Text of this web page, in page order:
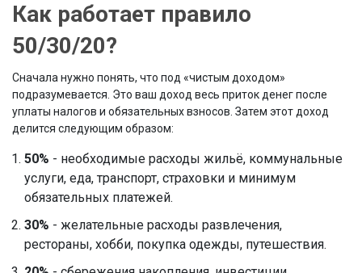
Как работает правило
50/30/20?
Сначала нужно понять, что под «чистым доходом»
подразумевается. Это ваш доход весь приток денег после
уплаты налогов и обязательных взносов . Затем этот доход
делится следующим образом:
50% - необходимые расходы жильё, коммунальные
услуги, еда, транспорт, страховки и минимум
обязательных платежей.
30% - желательные расходы развлечения,
рестораны, хобби, покупка одежды, путешествия.